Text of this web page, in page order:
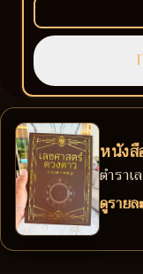
หนังสื
ตำรา
ดูราย